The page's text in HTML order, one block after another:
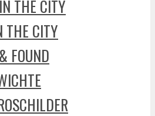
THE CITY
THE CITY
FOUND